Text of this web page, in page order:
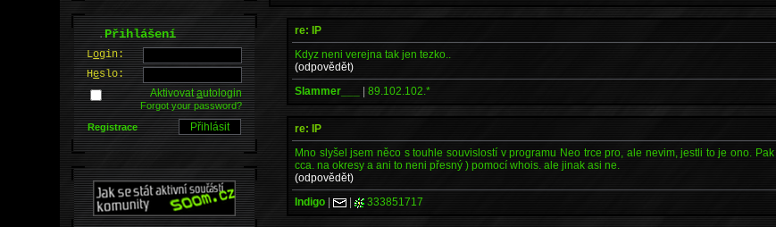
re: IP
Kdyz neni verejna tak jen tezko..
(odpovědět)
Slammer___
|89.102.102.*
re: IP
Mno slyšel jsem něco s touhle souvislostí v programu Neo trce pro, ale nevim, jestli to je ono.
cca. na okresy a ani to neni přesný ) pomocí whois. ale jinak asi ne.
(odpovědět)
Indigo | | 333851717
.Přihlášení
Login:
Heslo:
Aktivovatautologin
Forgot your password?
Registrace